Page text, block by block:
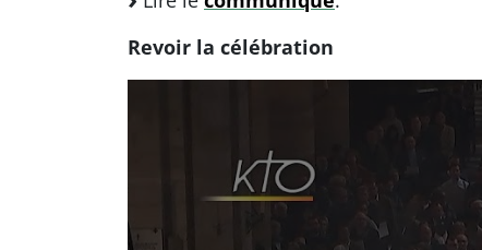
Revoir la célébration